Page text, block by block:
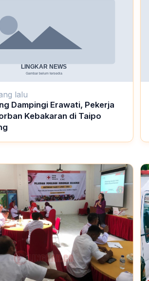
lalu
Dampingi Erawati, Pekerja
Kebakaran di Taipo